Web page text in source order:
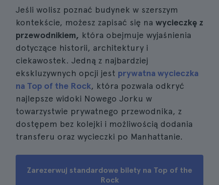
Jeśli wolisz poznać budynek w szerszym
kontekście, możesz zapisać się na wycieczkę z
przewodnikiem, która obejmuje wyjaśnienia
dotyczące historii, architektury i
ciekawostek. Jedną z najbardziej
ekskluzywnych opcji jest prywatna wycieczka
na Top of the Rock, która pozwala odkryć
najlepsze widoki Nowego Jorku w
towarzystwie prywatnego przewodnika, z
dostępem bez kolejki i możliwością dodania
transferu oraz wycieczki po Manhattanie.
Zarezerwuj standardowe bilety na Top of the
Rock